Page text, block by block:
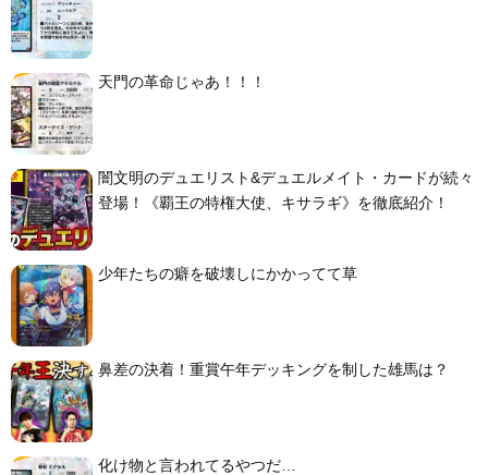
天門の革命じゃあ！！！
闇文明のデュエリスト&デュエルメイト・カードが続々
登場！《覇王の特権大使、キサラギ》を徹底紹介！
少年たちの癖を破壊しにかかってて草
鼻差の決着！重賞午年デッキングを制した雄馬は？
化け物と言われてるやつだ…